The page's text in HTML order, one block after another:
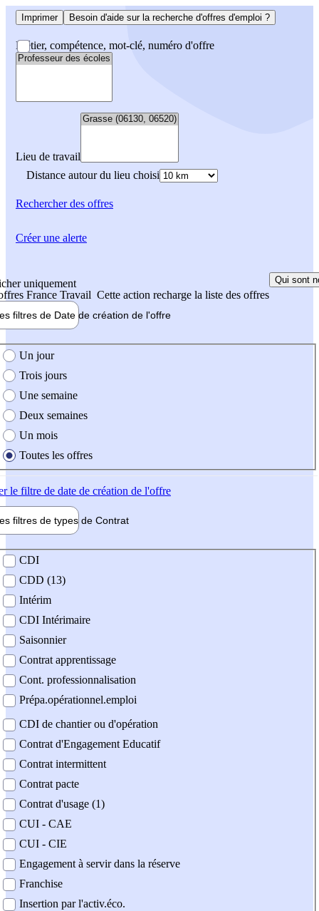
Imprimer Besoin d'aide sur la recherche d'offres d'emploi ?
Métier, compétence, mot-clé, numéro d'offre
Lieu de travail
Distance autour du lieu choisi
Rechercherdes offres
uniquement
France Travail Cette action recharge la liste des offres
Qui sont
filtres de Date de création de l'offre
création de l'offre
Un jour
Trois jours
Une semaine
Deux semaines
Un mois
Toutes les offres
le filtre de date de création de l'offre
filtres de types de Contrat
contrat
CDI
CDD (13)
Intérim
CDI Intérimaire
Saisonnier
Contrat apprentissage
Cont. professionnalisation
Prépa.opérationnel.emploi
CDI de chantier ou d'opération
Contrat d'Engagement Educatif
Contrat intermittent
Contrat pacte
Contrat d'usage (1)
CUI - CAE
CUI - CIE
Engagement à servir dans la réserve
Franchise
Insertion par l'activ.éco.
Créer une alerte